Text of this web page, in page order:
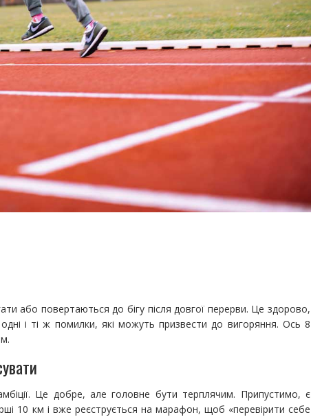
або повертаються до бігу після довгої перерви. Це здорово,
і ті ж помилки, які можуть призвести до вигоряння. Ось 8
Це добре, але головне бути терплячим. Припустимо, є
10 км і вже реєструється на марафон, щоб «перевірити себе